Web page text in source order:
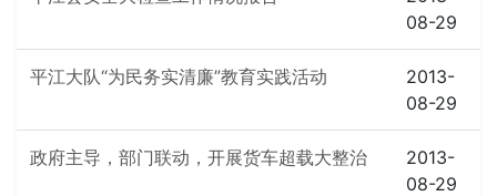
08-29
平江大队“为民务实清廉”教育实践活动
2013-
08-29
政府主导，部门联动，开展货车超载大整治
2013-
08-29